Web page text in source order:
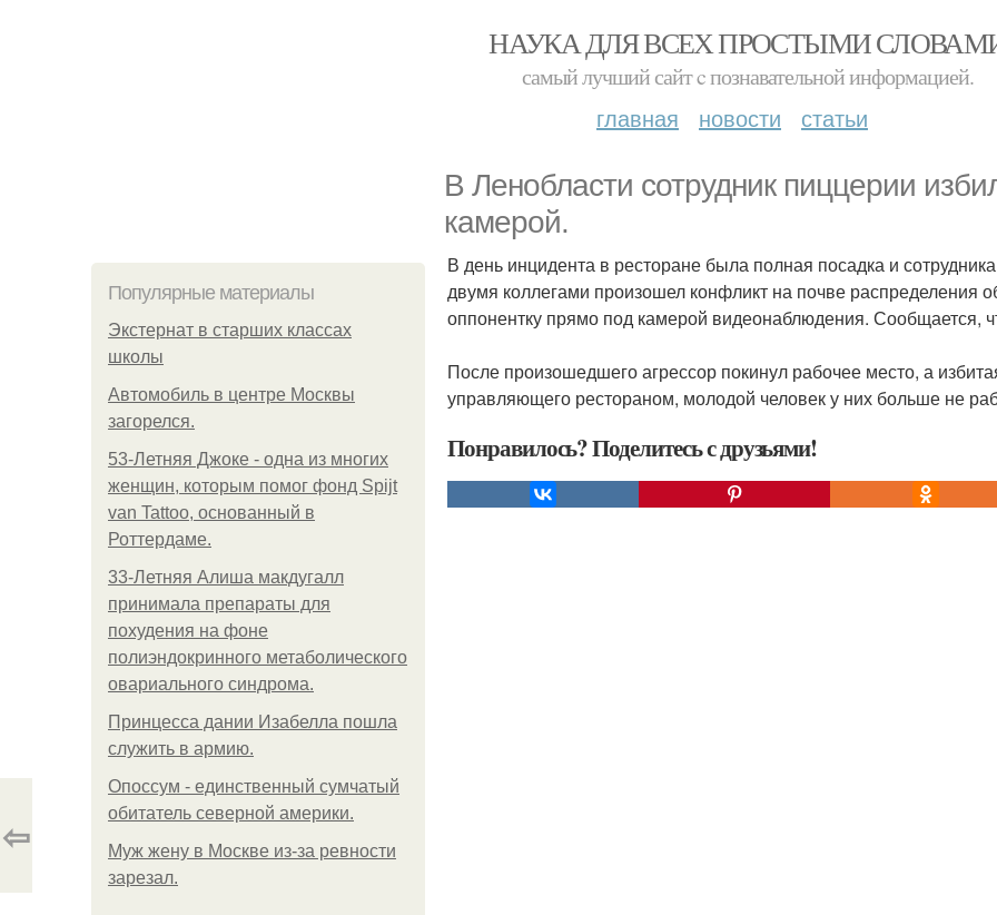
НАУКА ДЛЯ ВСЕХ ПРОСТЫМИ
самый лучший сайт c познавательной информацией.
главная новости статьи
В Ленобласти сотрудник пиццерии
камерой.
Популярные материалы
Экстернат в старших классах
школы
Автомобиль в центре Москвы
загорелся.
53-Летняя Джоке - одна из многих
женщин, которым помог фонд Spijt
van Tattoo, основанный в
Роттердаме.
33-Летняя Алиша макдугалл
принимала препараты для
похудения на фоне
полиэндокринного метаболического
овариального синдрома.
Принцесса дании Изабелла пошла
служить в армию.
Опоссум - единственный сумчатый
обитатель северной америки.
Mуж жену в Москве из-за ревности
зарезал.
В день инцидента в ресторане была полная посадка и
двумя коллегами произошел конфликт на почве распределения
оппонентку прямо под камерой видеонаблюдения. Сообщается,
После произошедшего агрессор покинул рабочее место, а
управляющего рестораном, молодой человек у них больше не
Понравилось? Поделитесь с друзьями!
⇦